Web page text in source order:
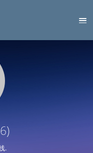
.